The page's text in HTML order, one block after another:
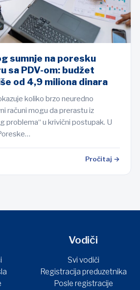
sumnje na poresku
sa PDV-om: budžet
od 4,9 miliona dinara
koliko brzo neuredno
računi mogu da prerastu iz
problema“ u krivični postupak. U
Pročitaj →
Vodiči
Svi vodiči
Registracija preduzetnika
Posle registracije